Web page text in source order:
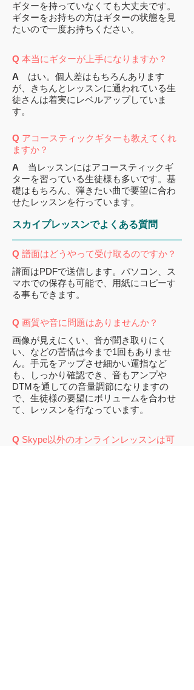
ギターを持っていなくても大丈夫です。
ギターをお持ちの方はギターの状態を見
たいので一度お持ちください。
Q 本当にギターが上手になりますか？
A はい。個人差はもちろんあります
が、きちんとレッスンに通われている生
徒さんは着実にレベルアップしていま
す。
Q アコースティックギターも教えてくれ
ますか？
A 当レッスンにはアコースティックギ
ターを習っている生徒様も多いです。基
礎はもちろん、弾きたい曲で要望に合わ
せたレッスンを行っています。
​スカイプレッスンでよくある質問
Q 譜面はどうやって受け取るのですか？
譜面はPDFで送信します。パソコン、ス
マホでの保存も可能で、用紙にコピーす
る事もできます。
Q 画質や音に問題はありませんか？
画像が見えにくい、音が聞き取りにく
い、などの苦情は今まで1回もありませ
ん。手元をアップさせ細かい運指など
も、しっかり確認でき、音もアンプや
DTMを通しての音量調節になりますの
で、生徒様の要望にボリュームを合わせ
て、レッスンを行なっています。
Q Skype以外のオンラインレッスンは可